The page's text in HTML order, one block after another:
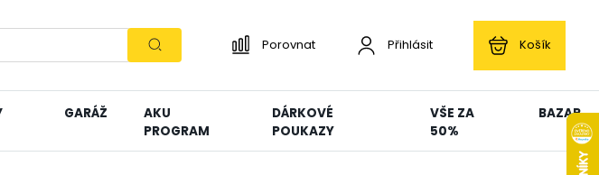
Porovnat Přihlásit Košík
GARÁŽ
AKU
PROGRAM
DÁRKOVÉ
POUKAZY
VŠE ZA
50%
BAZAR